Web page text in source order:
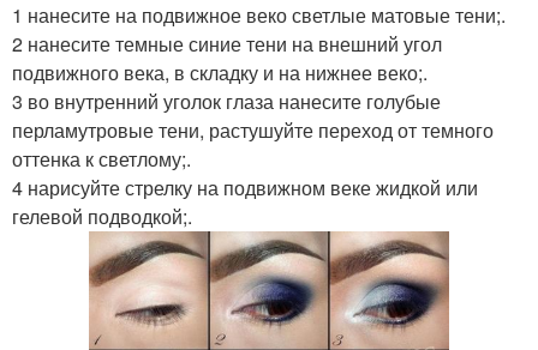
1 нанесите на подвижное веко светлые матовые тени;.
2 нанесите темные синие тени на внешний угол
подвижного века, в складку и на нижнее веко;.
3 во внутренний уголок глаза нанесите голубые
перламутровые тени, растушуйте переход от темного
оттенка к светлому;.
4 нарисуйте стрелку на подвижном веке жидкой или
гелевой подводкой;.